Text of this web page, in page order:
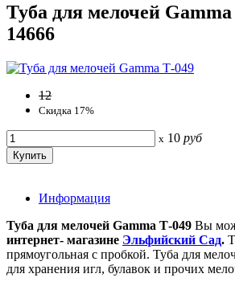
Туба для мелочей
14666
12
Скидка 17%
x 10 руб
Информация
Туба для мелочей Gamma Т-049 Вы
интернет- магазине Эльфийский Сад.
прямоугольная с пробкой. Туба для
для хранения игл, булавок и прочих